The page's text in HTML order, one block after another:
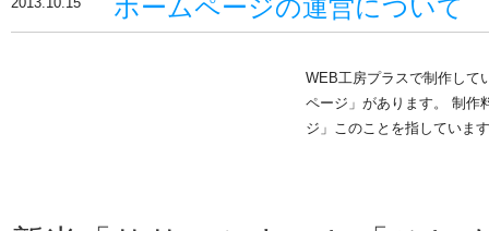
ホームページの運営について
WEB工房プラスで制作して
ページ」があります。 制作
ジ」このことを指していま